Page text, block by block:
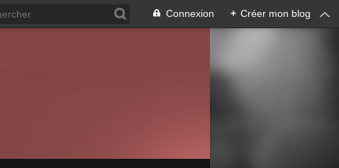
Connexion + Créer mon blog